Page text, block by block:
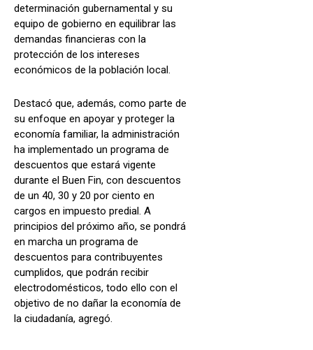
determinación gubernamental y su
equipo de gobierno en equilibrar las
demandas financieras con la
protección de los intereses
económicos de la población local.
Destacó que, además, como parte de
su enfoque en apoyar y proteger la
economía familiar, la administración
ha implementado un programa de
descuentos que estará vigente
durante el Buen Fin, con descuentos
de un 40, 30 y 20 por ciento en
cargos en impuesto predial. A
principios del próximo año, se pondrá
en marcha un programa de
descuentos para contribuyentes
cumplidos, que podrán recibir
electrodomésticos, todo ello con el
objetivo de no dañar la economía de
la ciudadanía, agregó.